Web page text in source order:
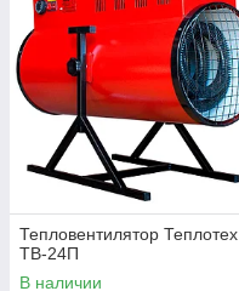
Тепловентилятор Теплотех
ТВ-24П
В наличии